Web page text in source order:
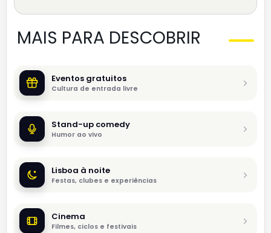
MAIS PARA DESCOBRIR
Eventos gratuitos
Cultura de entrada livre
Stand-up comedy
Humor ao vivo
Lisboa à noite
Festas, clubes e experiências
Cinema
Filmes, ciclos e festivais